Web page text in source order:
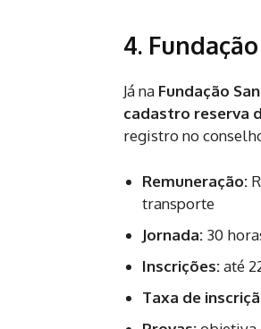
4.
Já na Fundação
cadastro reserva
registro no
Remuneração:
transporte
Jornada: 30
Inscrições:até
Taxa de